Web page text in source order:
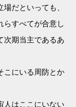
だといっても、
らすべてが合意し
次期当主であるあ
こにいる周防とか
人はここにいない